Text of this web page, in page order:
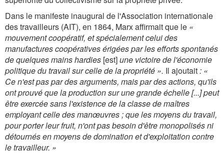
Dans le manifeste inaugural de l'Association internationale
des travailleurs (AIT), en 1864, Marx affirmait que le «
mouvement coopératif, et spécialement celui des
manufactures coopératives érigées par les efforts spontanés
de quelques mains hardies [est]une victoire de l'économie
politique du travail sur celle de la propriété ». Il ajoutait: «
Ce n'est pas par des arguments, mais par des actions, qu'ils
ont prouvé que la production sur une grande échelle [...] peut
être exercée sans l'existence de la classe de maîtres
employant celle des manœuvres ; que les moyens du travail,
pour porter leur fruit, n'ont pas besoin d'être monopolisés ni
détournés en moyens de domination et d'exploitation contre
le travailleur. »